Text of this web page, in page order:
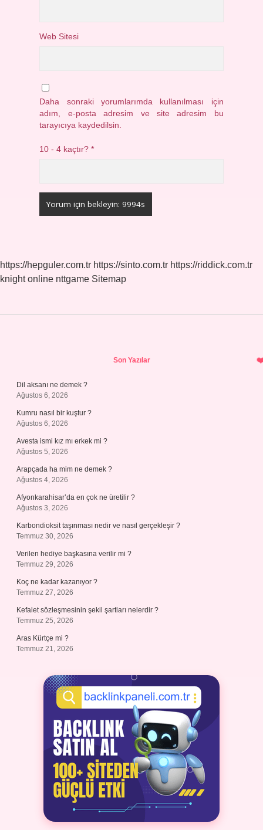
Web Sitesi
Daha sonraki yorumlarımda kullanılması için
adım, e-posta adresim ve site adresim bu
tarayıcıya kaydedilsin.
10 - 4 kaçtır?*
https://hepguler.com.tr https://sinto.com.tr https://riddick.com.tr
knight online nttgame Sitemap
Son Yazılar
Dil aksanı ne demek ?
Ağustos 6, 2026
Kumru nasıl bir kuştur ?
Ağustos 6, 2026
Avesta ismi kız mı erkek mi ?
Ağustos 5, 2026
Arapçada ha mim ne demek ?
Ağustos 4, 2026
Afyonkarahisar’da en çok ne üretilir ?
Ağustos 3, 2026
Karbondioksit taşınması nedir ve nasıl gerçekleşir ?
Temmuz 30, 2026
Verilen hediye başkasına verilir mi ?
Temmuz 29, 2026
Koç ne kadar kazanıyor ?
Temmuz 27, 2026
Kefalet sözleşmesinin şekil şartları nelerdir ?
Temmuz 25, 2026
Aras Kürtçe mi ?
Temmuz 21, 2026